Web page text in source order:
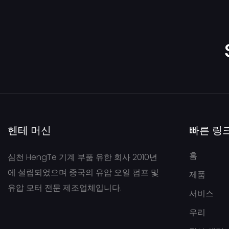
헨테 머신
심천 HengTe 기계 부품 유한 회사 2010년
에 설립되었으며 중국의 유압 오일 펌프 및
유압 모터 전문 제조업체입니다.
빠른 링
홈
제품
서비스
우리